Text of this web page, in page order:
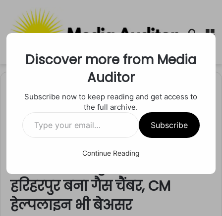
Search
रीवा
रतहरा से चोरहटा सड़क निर्माण में
KCC की दादागिरी, डामर प्लांट से
हरिहरपुर बना गैस चैंबर, CM
हेल्पलाइन भी बेअसर
Discover more from Media
Auditor
Subscribe now to keep reading and get access to
the full archive.
Type
your
email…
Subscribe
Continue Reading